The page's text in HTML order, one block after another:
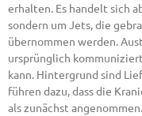
erhalten. Es handelt sich
sondern um Jets, die
übernommen werden.
ursprünglich
kann. Hintergrund sind
führen dazu, dass die
als zunächst